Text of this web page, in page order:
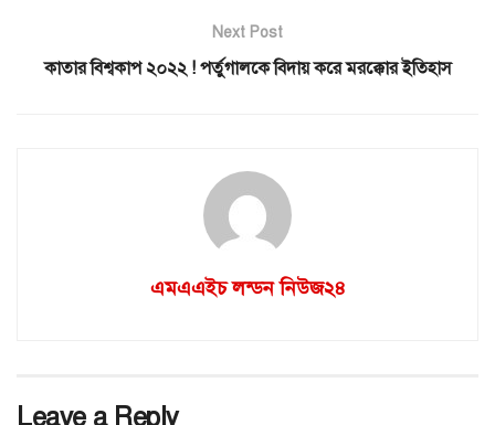
Next Post
কাতার বিশ্বকাপ ২০২২ ! পর্তুগালকে বিদায় করে মরক্কোর ইতিহাস
এমএএইচ লন্ডন নিউজ২৪
Leave a Reply